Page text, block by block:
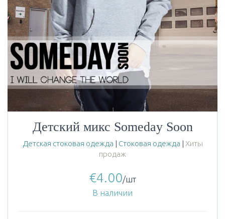
Детский микс Someday Soon
Детская стоковая одежда | Стоковая одежда | Хиты
продаж
€4.00/шт
В наличии